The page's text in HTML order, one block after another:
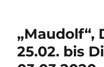
„Maudolf“,
25.02. bis